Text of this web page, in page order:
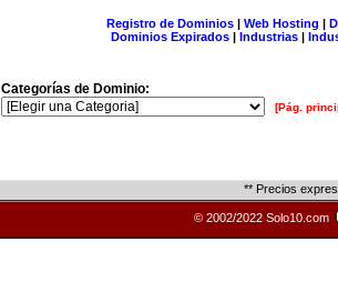
Registro de Dominios| Web Hosting |
Dominios Expirados | Industrias |
Categorías de Dominio:
[Pág.
** Precios
© 2002/2022 Solo10.com